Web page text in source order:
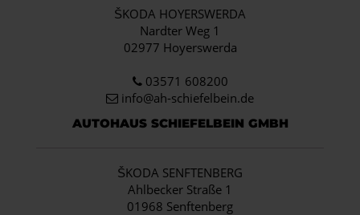
ŠKODA HOYERSWERDA
Nardter Weg 1
02977 Hoyerswerda
03571 608200
info@ah-schiefelbein.de
AUTOHAUS SCHIEFELBEIN GMBH
ŠKODA SENFTENBERG
Ahlbecker Straße 1
01968 Senftenberg